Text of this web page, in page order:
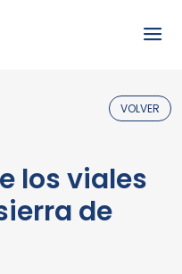
VOLVER
los viales
de